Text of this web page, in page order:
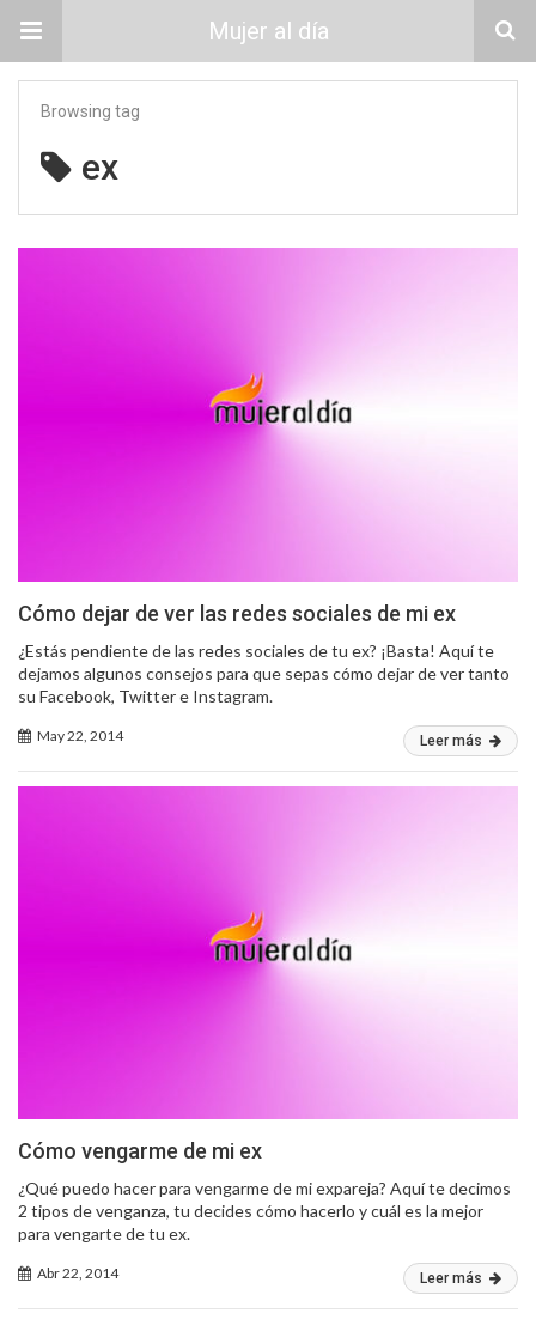
Mujer al día
Browsing tag
ex
Cómo dejar de ver las redes sociales de mi ex
¿Estás pendiente de las redes sociales de tu ex? ¡Basta! Aquí te
dejamos algunos consejos para que sepas cómo dejar de ver tanto
su Facebook, Twitter e Instagram.
May 22, 2014 Leer más
Cómo vengarme de mi ex
¿Qué puedo hacer para vengarme de mi expareja? Aquí te decimos
2 tipos de venganza, tu decides cómo hacerlo y cuál es la mejor
para vengarte de tu ex.
Abr 22, 2014 Leer más